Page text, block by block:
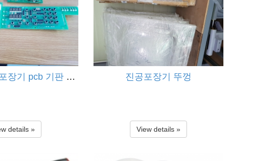
장기 pcb 기판 부품
details »
진공포장기 뚜껑
View details »